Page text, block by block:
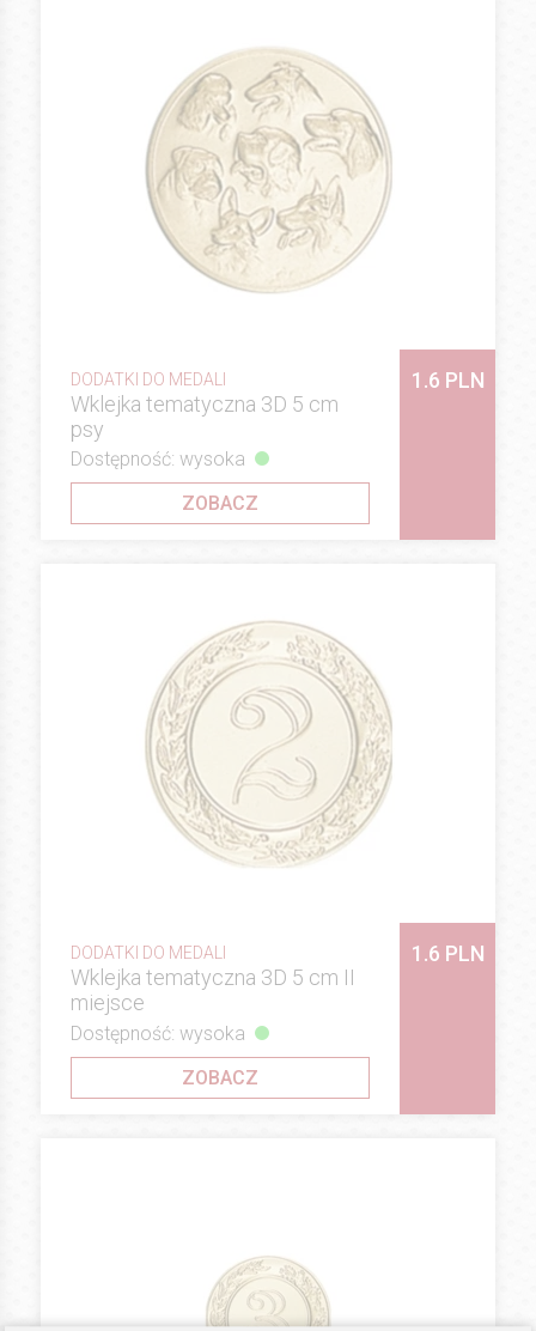
DODATKI DO MEDALI
Wklejka tematyczna 3D 5 cm
psy
1.6 PLN
Dostępność: wysoka
ZOBACZ
DODATKI DO MEDALI
Wklejka tematyczna 3D 5 cm II
miejsce
1.6 PLN
Dostępność: wysoka
ZOBACZ